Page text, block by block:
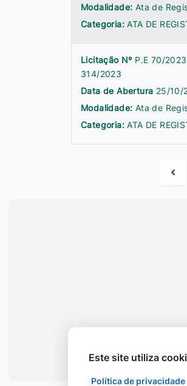
Modalidade: Ata de
Categoria:ATA DE
Licitação Nº P.E 70/
314/2023
Data de Abertura 25/10/
Modalidade: Ata de
Categoria:ATA DE
Este site utiliza
Política de privacidade